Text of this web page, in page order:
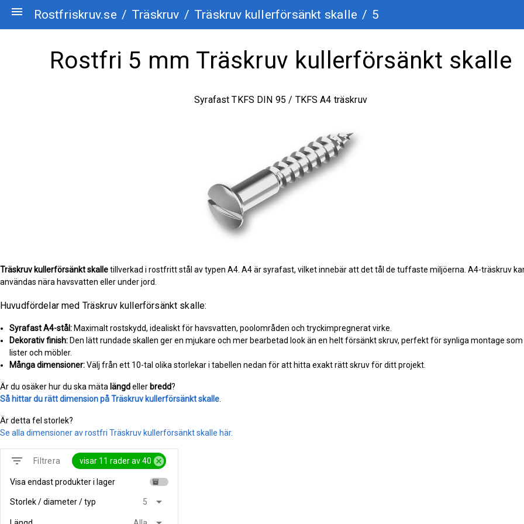
menu Rostfriskruv.se / Träskruv / Träskruv kullerförsänkt skalle / 5
Rostfri 5 mm Träskruv kullerförsänkt skalle
Syrafast TKFS DIN 95 / TKFS A4 träskruv
Träskruv kullerförsänkt skalletillverkad i rostfritt stål av typen A4. A4 är syrafast, vilket innebär att det tål de tuffaste miljöerna. A4-träskruv
användas nära havsvatten eller under jord.
Huvudfördelar med Träskruv kullerförsänkt skalle:
Syrafast A4-stål: Maximalt rostskydd, idealiskt för havsvatten, poolområden och tryckimpregnerat virke.
Dekorativ finish: Den lätt rundade skallen ger en mjukare och mer bearbetad look än en helt försänkt skruv, perfekt för synliga montage som
lister och möbler.
Många dimensioner:Välj från ett 10-tal olika storlekar i tabellen nedan för att hitta exakt rätt skruv för ditt projekt.
Är du osäker hur du ska mäta längdeller bredd?
Så hittar du rätt dimension på Träskruv kullerförsänkt skalle
Är detta fel storlek?
Se alla dimensioner av rostfri Träskruv kullerförsänkt skalle här.
filter_list Filtrera visar 11 rader av 40 cancel
Visa endast produkter i lager inventory
Storlek / diameter / typ 5 arrow_drop_down